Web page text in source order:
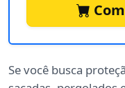
Se você busca